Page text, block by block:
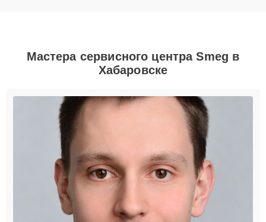
Мастера сервисного центра Smeg в
Хабаровске